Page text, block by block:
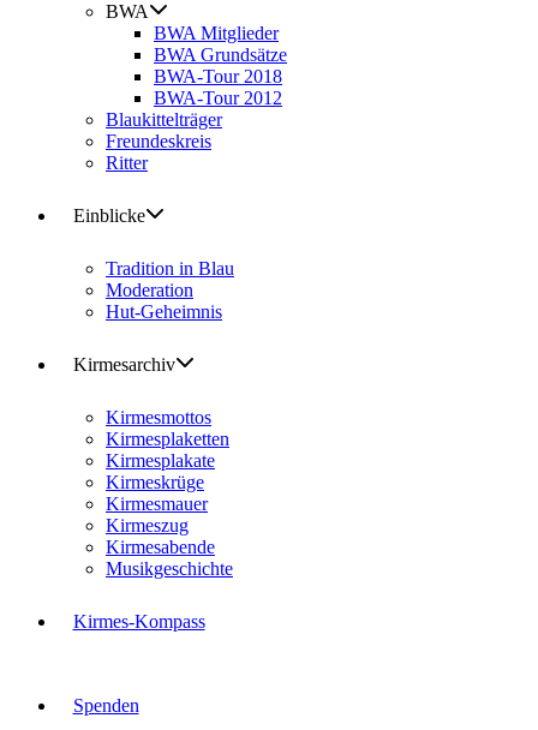
BWA
BWA Mitglieder
BWA Grundsätze
BWA-Tour 2018
BWA-Tour 2012
Blaukittelträger
Freundeskreis
Ritter
Einblicke
Tradition in Blau
Moderation
Hut-Geheimnis
Kirmesarchiv
Kirmesmottos
Kirmesplaketten
Kirmesplakate
Kirmeskrüge
Kirmesmauer
Kirmeszug
Kirmesabende
Musikgeschichte
Kirmes-Kompass
Spenden